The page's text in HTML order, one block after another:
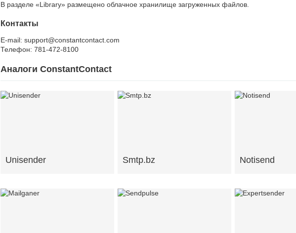
В разделе «Library» размещено облачное хранилище загруженных файлов.
Контакты
E-mail: support@constantcontact.com
Телефон: 781-472-8100
Аналоги ConstantContact
Unisender Smtp.bz Notisend